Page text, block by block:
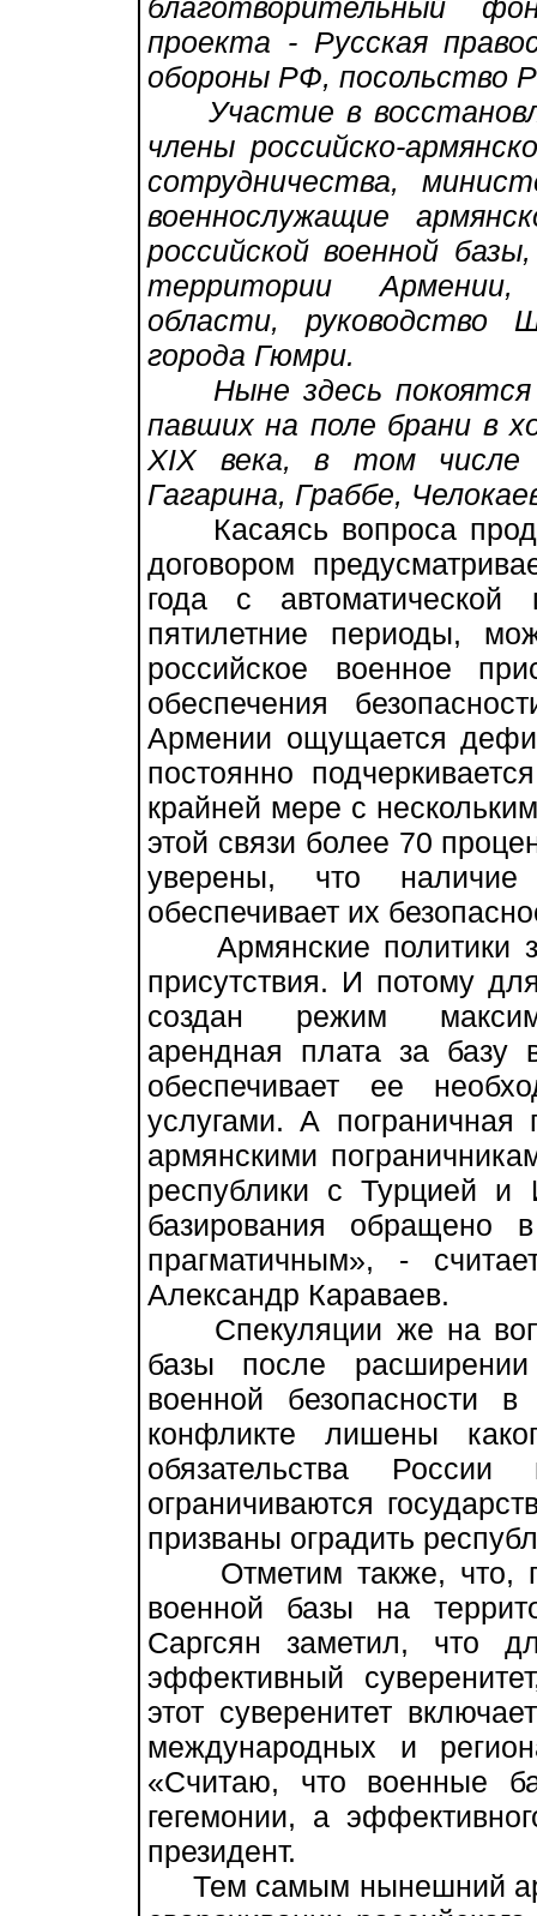
благотворительный
проекта - Русская
обороны РФ, посольство
Участие в
члены российско-
сотрудничества,
военнослужащие
российской военной
территории Армении,
области, руководство
города Гюмри.
Ныне здесь покоятся
павших на поле брани в
XIX века, в том числе
Гагарина, Граббе,
Касаясь вопроса
договором
года с автоматической
пятилетние периоды,
российское военное
обеспечения
Армении ощущается
постоянно
крайней мере с
этой связи более 70
уверены, что
обеспечивает их
Армянские политики
присутствия. И потому
создан режим
арендная плата за
обеспечивает ее
услугами. А
армянскими
республики с Турцией
базирования обращено
прагматичным», -
Александр Караваев.
Спекуляции же на
базы после
военной безопасности в
конфликте лишены
обязательства
ограничиваются
призваны оградить
Отметим также, что,
военной базы на
Саргсян заметил, что
эффективный
этот суверенитет
международных и
«Считаю, что военные
гегемонии, а
президент.
Тем самым нынешний